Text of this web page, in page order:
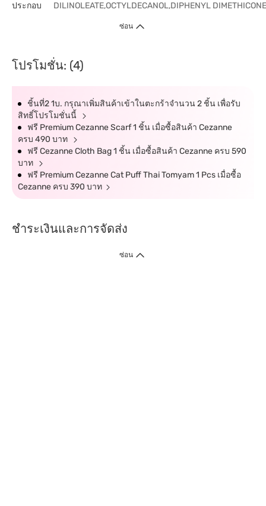
ประกอบ
DILINOLEATE,OCTYLDECANOL,DIPHENYL
ซ่อน
โปรโมชั่น: (4)
ชิ้นที่2 1บ. กรุณาเพิ่มสินค้าเข้าในตะกร้าจำนวน 2 ชิ้น เพื่อรับ
สิทธิ์โปรโมชั่นนี้
ฟรี Premium Cezanne Scarf 1 ชิ้น เมื่อซื้อสินค้า Cezanne
ครบ 490 บาท
ฟรี Cezanne Cloth Bag 1 ชิ้น เมื่อซื้อสินค้า Cezanne ครบ 590
บาท
ฟรี Premium Cezanne Cat Puff Thai Tomyam 1 Pcs เมื่อซื้อ
Cezanne ครบ 390 บาท
ชำระเงินและการจัดส่ง
ซ่อน